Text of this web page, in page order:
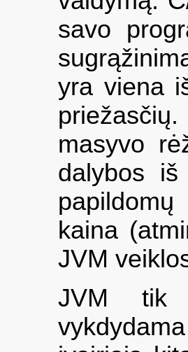
savo
yra viena
masyvo
dalybos
kaina
JVM
JVM tik